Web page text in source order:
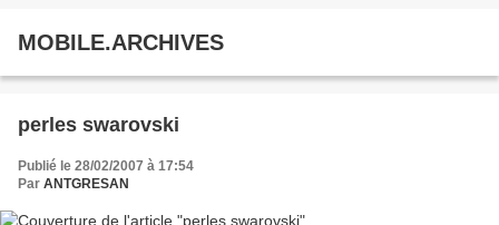
MOBILE.ARCHIVES
perles swarovski
Publié le 28/02/2007 à 17:54
Par ANTGRESAN